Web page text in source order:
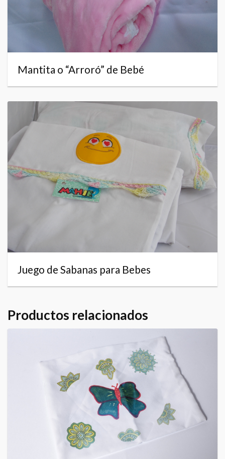
Mantita o “Arroró” de Bebé
Juego de Sabanas para Bebes
Productos relacionados